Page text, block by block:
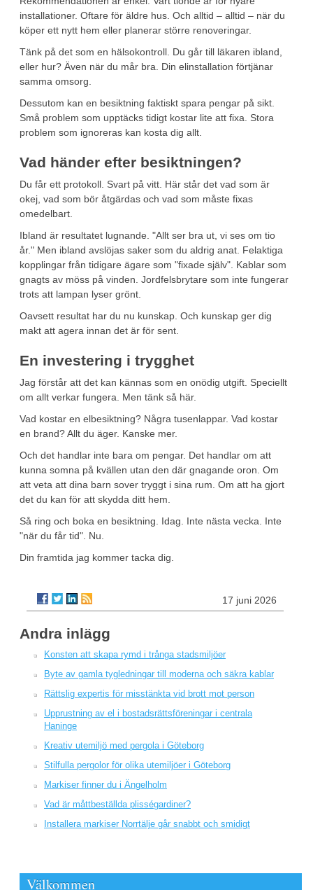
installationer. Oftare för äldre hus. Och alltid – alltid – när du
köper ett nytt hem eller planerar större renoveringar.
Tänk på det som en hälsokontroll. Du går till läkaren ibland,
eller hur? Även när du mår bra. Din elinstallation förtjänar
samma omsorg.
Dessutom kan en besiktning faktiskt spara pengar på sikt.
Små problem som upptäcks tidigt kostar lite att fixa. Stora
problem som ignoreras kan kosta dig allt.
Vad händer efter besiktningen?
Du får ett protokoll. Svart på vitt. Här står det vad som är
okej, vad som bör åtgärdas och vad som måste fixas
omedelbart.
Ibland är resultatet lugnande. "Allt ser bra ut, vi ses om tio
år." Men ibland avslöjas saker som du aldrig anat. Felaktiga
kopplingar från tidigare ägare som "fixade själv". Kablar som
gnagts av möss på vinden. Jordfelsbrytare som inte fungerar
trots att lampan lyser grönt.
Oavsett resultat har du nu kunskap. Och kunskap ger dig
makt att agera innan det är för sent.
En investering i trygghet
Jag förstår att det kan kännas som en onödig utgift. Speciellt
om allt verkar fungera. Men tänk så här.
Vad kostar en elbesiktning? Några tusenlappar. Vad kostar
en brand? Allt du äger. Kanske mer.
Och det handlar inte bara om pengar. Det handlar om att
kunna somna på kvällen utan den där gnagande oron. Om
att veta att dina barn sover tryggt i sina rum. Om att ha gjort
det du kan för att skydda ditt hem.
Så ring och boka en besiktning. Idag. Inte nästa vecka. Inte
"när du får tid". Nu.
Din framtida jag kommer tacka dig.
17 juni 2026
Andra inlägg
Konsten att skapa rymd i trånga stadsmiljöer
Byte av gamla tygledningar till moderna och säkra kablar
Rättslig expertis för misstänkta vid brott mot person
Upprustning av el i bostadsrättsföreningar i centrala
Haninge
Kreativ utemiljö med pergola i Göteborg
Stilfulla pergolor för olika utemiljöer i Göteborg
Markiser finner du i Ängelholm
Vad är måttbeställda plisségardiner?
Installera markiser Norrtälje går snabbt och smidigt
Välkommen